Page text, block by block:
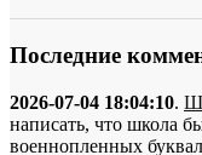
Последние
2026-07-04 18:04:10.
написать, что школа
военнопленных